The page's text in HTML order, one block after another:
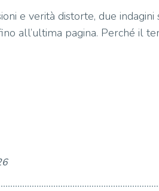
e verità distorte, due
all’ultima pagina. Perché il